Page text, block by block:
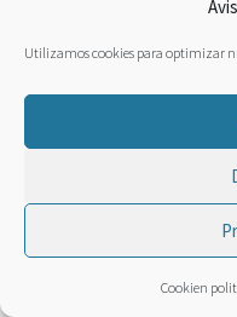
Utilizamos cookies para optimizar
Cookien
Garatu du/Desarrollado